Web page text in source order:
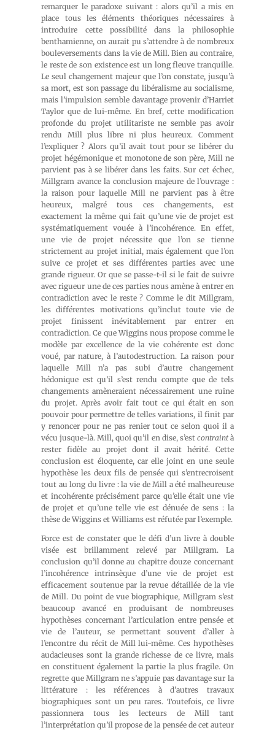
remarquer le paradoxe suivant : alors qu’il a mis en
place tous les éléments théoriques nécessaires à
introduire cette possibilité dans la philosophie
benthamienne, on aurait pu s’attendre à de nombreux
bouleversements dans la vie de Mill. Bien au contraire,
le reste de son existence est un long fleuve tranquille.
Le seul changement majeur que l’on constate, jusqu’à
sa mort, est son passage du libéralisme au socialisme,
mais l’impulsion semble davantage provenir d’Harriet
Taylor que de lui-même. En bref, cette modification
profonde du projet utilitariste ne semble pas avoir
rendu Mill plus libre ni plus heureux. Comment
l’expliquer ? Alors qu’il avait tout pour se libérer du
projet hégémonique et monotone de son père, Mill ne
parvient pas à se libérer dans les faits. Sur cet échec,
Millgram avance la conclusion majeure de l’ouvrage :
la raison pour laquelle Mill ne parvient pas à être
heureux, malgré tous ces changements, est
exactement la même qui fait qu’une vie de projet est
systématiquement vouée à l’incohérence. En effet,
une vie de projet nécessite que l’on se tienne
strictement au projet initial, mais également que l’on
suive ce projet et ses différentes parties avec une
grande rigueur. Or que se passe-t-il si le fait de suivre
avec rigueur une de ces parties nous amène à entrer en
contradiction avec le reste ? Comme le dit Millgram,
les différentes motivations qu’inclut toute vie de
projet finissent inévitablement par entrer en
contradiction. Ce que Wiggins nous propose comme le
modèle par excellence de la vie cohérente est donc
voué, par nature, à l’autodestruction. La raison pour
laquelle Mill n’a pas subi d’autre changement
hédonique est qu’il s’est rendu compte que de tels
changements amèneraient nécessairement une ruine
du projet. Après avoir fait tout ce qui était en son
pouvoir pour permettre de telles variations, il finit par
y renoncer pour ne pas renier tout ce selon quoi il a
vécu jusque-là. Mill, quoi qu’il en dise, s’est contraintà
rester fidèle au projet dont il avait hérité. Cette
conclusion est éloquente, car elle joint en une seule
hypothèse les deux fils de pensée qui s’entrecroisent
tout au long du livre : la vie de Mill a été malheureuse
et incohérente précisément parce qu’elle était une vie
de projet et qu’une telle vie est dénuée de sens : la
thèse de Wiggins et Williams est réfutée par l’exemple.
Force est de constater que le défi d’un livre à double
visée est brillamment relevé par Millgram. La
conclusion qu’il donne au chapitre douze concernant
l’incohérence intrinsèque d’une vie de projet est
efficacement soutenue par la revue détaillée de la vie
de Mill. Du point de vue biographique, Millgram s’est
beaucoup avancé en produisant de nombreuses
hypothèses concernant l’articulation entre pensée et
vie de l’auteur, se permettant souvent d’aller à
l’encontre du récit de Mill lui-même. Ces hypothèses
audacieuses sont la grande richesse de ce livre, mais
en constituent également la partie la plus fragile. On
regrette que Millgram ne s’appuie pas davantage sur la
littérature : les références à d’autres travaux
biographiques sont un peu rares. Toutefois, ce livre
passionnera tous les lecteurs de Mill tant
l’interprétation qu’il propose de la pensée de cet auteur